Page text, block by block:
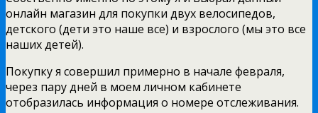
онлайн магазин для покупки двух велосипедов,
детского (дети это наше все) и взрослого (мы это все
наших детей).
Покупку я совершил примерно в начале февраля,
через пару дней в моем личном кабинете
отобразилась информация о номере отслеживания.